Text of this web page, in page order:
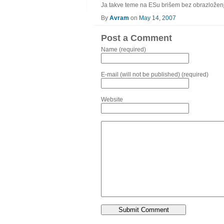
Ja takve teme na ESu brišem bez
By Avram on May 14, 2007
Post a Comment
Name (required)
E-mail (will not be published) (required)
Website